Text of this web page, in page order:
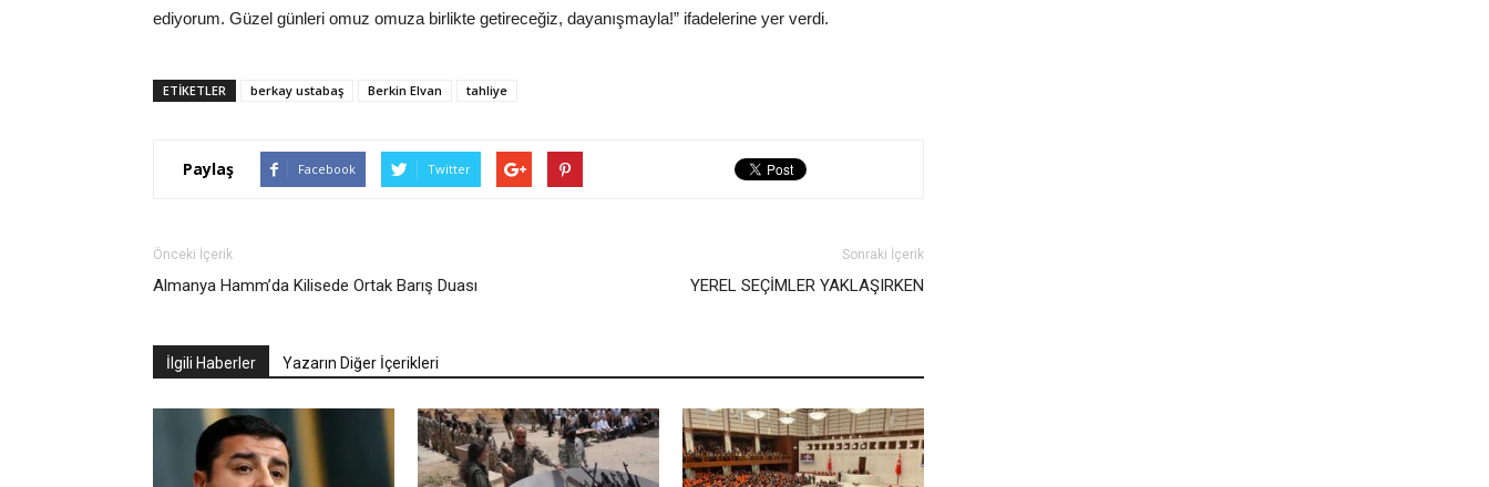
ediyorum. Güzel günleri omuz omuza birlikte getireceğiz, dayanışmayla!” ifadelerine yer verdi.
ETIKETLER berkay ustabaş Berkin Elvan tahliye
Paylaş Facebook Twitter
Önceki İçerik
Almanya Hamm’da Kilisede Ortak Barış Duası
Sonraki İçerik
YEREL SEÇİMLER YAKLAŞIRKEN
İlgili Haberler Yazarın Diğer İçerikleri